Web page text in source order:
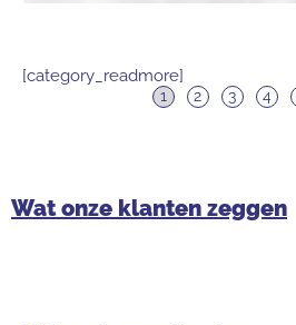
[category_readmore]
1 2 3 4
Wat onze klanten zeggen